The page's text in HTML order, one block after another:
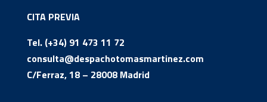
CITA PREVIA
Tel. (+34) 91 473 11 72
consulta@despachotomasmartinez.com
C/Ferraz, 18 – 28008 Madrid